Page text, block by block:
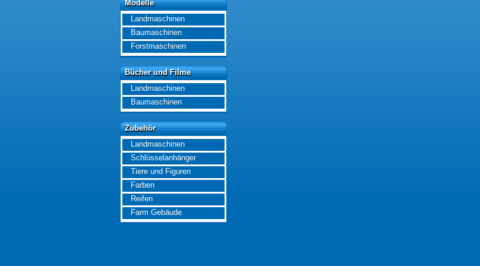
Modelle
Modelle
Landmaschinen
Baumaschinen
Forstmaschinen
Bücher und Filme
Bücher und Filme
Landmaschinen
Baumaschinen
Zubehör
Zubehör
Landmaschinen
Schlüsselanhänger
Tiere und Figuren
Farben
Reifen
Farm Gebäude